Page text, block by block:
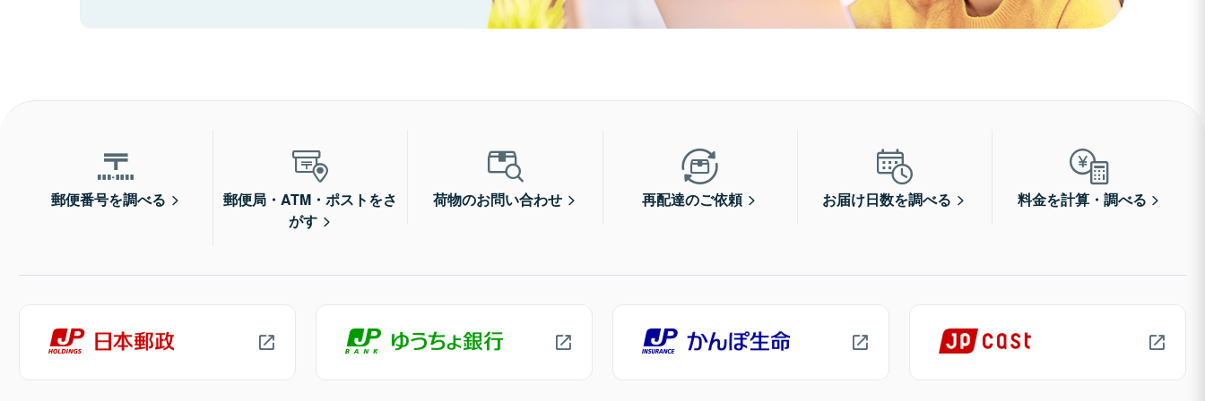
郵便番号を調べる
郵便局・ATM・ポストをさ
がす
荷物のお問い合わせ 再配達のご依頼 お届け日数を調べる 料金を計算・調べる